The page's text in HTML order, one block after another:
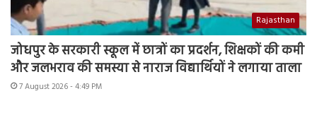
Rajasthan
जोधपुर के सरकारी स्कूल में छात्रों का प्रदर्शन, शिक्षकों की कमी
और जलभराव की समस्या से नाराज विद्यार्थियों ने लगाया ताला
7 August 2026 - 4:49 PM